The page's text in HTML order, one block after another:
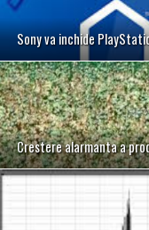
Sony va inchide
Crestere alarmanta a